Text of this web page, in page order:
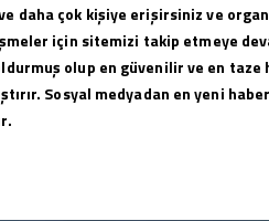
daha çok kişiye erişirsiniz ve
için sitemizi takip etmeye
olup en güvenilir ve en
Sosyal medyadan en yeni